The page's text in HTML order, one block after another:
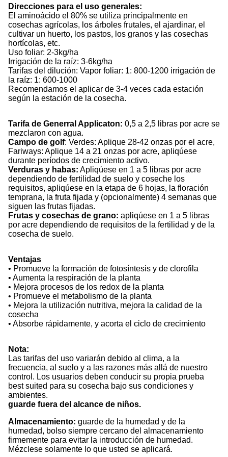
Direcciones para el uso generales:
El aminoácido el 80% se utiliza principalmente en
cosechas agrícolas, los árboles frutales, el ajardinar, el
cultivar un huerto, los pastos, los granos y las cosechas
hortícolas, etc.
Uso foliar: 2-3kg/ha
Irrigación de la raíz: 3-6kg/ha
Tarifas del dilución: Vapor foliar: 1: 800-1200 irrigación de
la raíz: 1: 600-1000
Recomendamos el aplicar de 3-4 veces cada estación
según la estación de la cosecha.
Tarifa de Generral Applicaton: 0,5 a 2,5 libras por acre se
mezclaron con agua.
Campo de golf: Verdes: Aplique 28-42 onzas por el acre,
Fariways: Aplique 14 a 21 onzas por acre, apliqúese
durante períodos de crecimiento activo.
Verduras y habas: Apliqúese en 1 a 5 libras por acre
dependiendo de fertilidad de suelo y coseche los
requisitos, apliqúese en la etapa de 6 hojas, la floración
temprana, la fruta fijada y (opcionalmente) 4 semanas que
siguen las frutas fijadas.
Frutas y cosechas de grano: apliqúese en 1 a 5 libras
por acre dependiendo de requisitos de la fertilidad y de la
cosecha de suelo.
Ventajas
• Promueve la formación de fotosíntesis y de clorofila
• Aumenta la respiración de la planta
• Mejora procesos de los redox de la planta
• Promueve el metabolismo de la planta
• Mejora la utilización nutritiva, mejora la calidad de la
cosecha
• Absorbe rápidamente, y acorta el ciclo de crecimiento
Nota:
Las tarifas del uso variarán debido al clima, a la
frecuencia, al suelo y a las razones más allá de nuestro
control. Los usuarios deben conducir su propia prueba
best suited para su cosecha bajo sus condiciones y
ambientes.
guarde fuera del alcance de niños.
Almacenamiento: guarde de la humedad y de la
humedad, bolso siempre cercano del almacenamiento
firmemente para evitar la introducción de humedad.
Mézclese solamente lo que usted se aplicará.